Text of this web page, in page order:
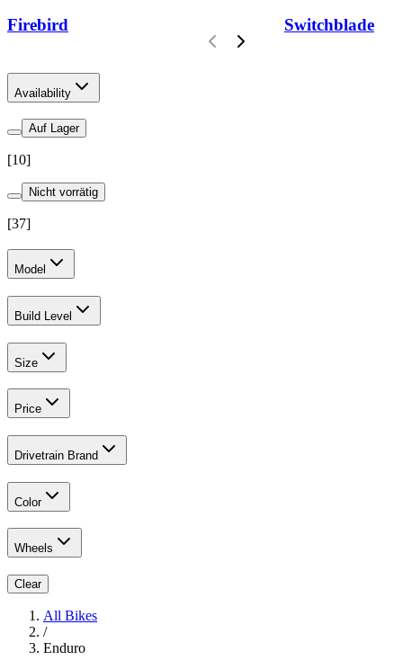
Firebird Switchblade
Availability
Auf Lager
[10]
Nicht vorrätig
[37]
Model
Build Level
Size
Price
Drivetrain Brand
Color
Wheels
Clear
All Bikes
/
Enduro